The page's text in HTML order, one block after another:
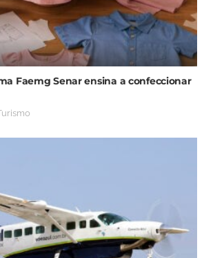
Faemg Senar ensina a confeccionar